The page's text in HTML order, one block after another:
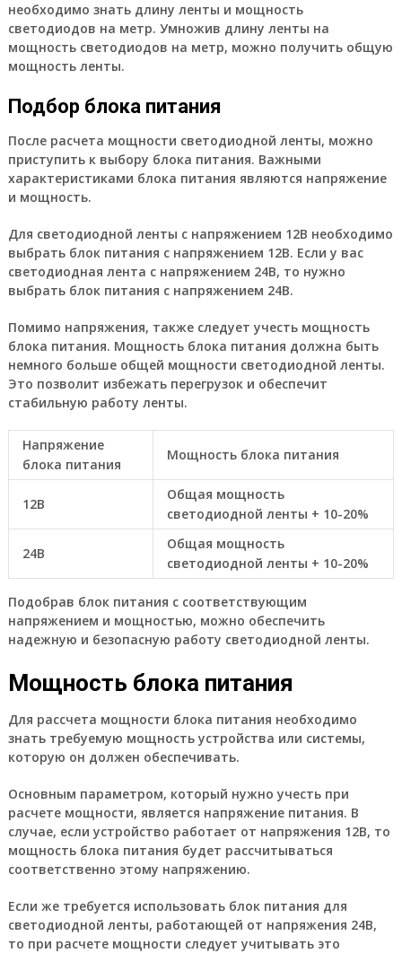
необходимо знать длину ленты и мощность
светодиодов на метр. Умножив длину ленты на
мощность светодиодов на метр, можно получить общую
мощность ленты.
Подбор блока питания
После расчета мощности светодиодной ленты, можно
приступить к выбору блока питания. Важными
характеристиками блока питания являются напряжение
и мощность.
Для светодиодной ленты с напряжением 12В необходимо
выбрать блок питания с напряжением 12В. Если у вас
светодиодная лента с напряжением 24В, то нужно
выбрать блок питания с напряжением 24В.
Помимо напряжения, также следует учесть мощность
блока питания. Мощность блока питания должна быть
немного больше общей мощности светодиодной ленты.
Это позволит избежать перегрузок и обеспечит
стабильную работу ленты.
Напряжение
блока питания
Мощность блока питания
12В
Общая мощность
светодиодной ленты + 10-20%
24В
Общая мощность
светодиодной ленты + 10-20%
Подобрав блок питания с соответствующим
напряжением и мощностью, можно обеспечить
надежную и безопасную работу светодиодной ленты.
Мощность блока питания
Для рассчета мощности блока питания необходимо
знать требуемую мощность устройства или системы,
которую он должен обеспечивать.
Основным параметром, который нужно учесть при
расчете мощности, является напряжение питания. В
случае, если устройство работает от напряжения 12В, то
мощность блока питания будет рассчитываться
соответственно этому напряжению.
Если же требуется использовать блок питания для
светодиодной ленты, работающей от напряжения 24В,
то при расчете мощности следует учитывать это